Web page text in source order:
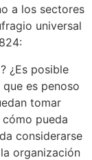
a los sectores
universal
¿Es posible
es penoso
tomar
pueda
considerarse
organización